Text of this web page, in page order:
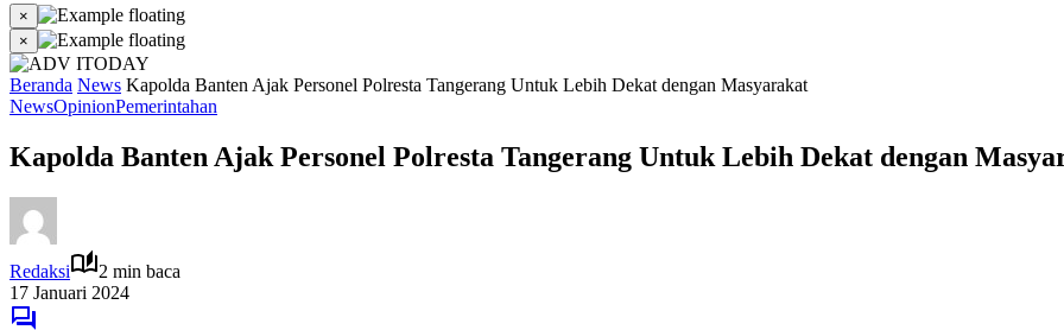
×
×
Beranda News Kapolda Banten Ajak Personel Polresta Tangerang Untuk Lebih Dekat dengan Masyarakat
NewsOpinionPemerintahan
Kapolda Banten Ajak Personel Polresta Tangerang Untuk Lebih Dekat dengan
Redaksi
2 min baca
17 Januari 2024